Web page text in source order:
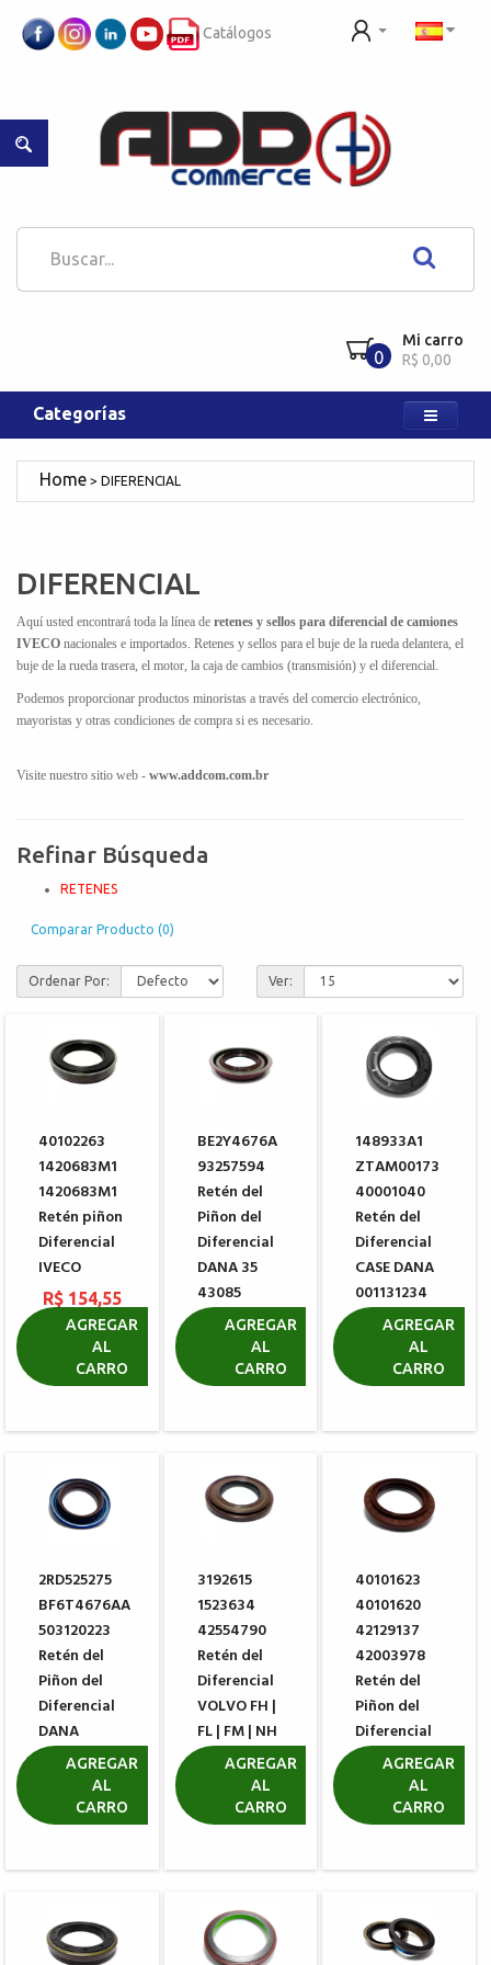
Catálogos
0
Mi carro
R$ 0,00
Categorías
DIFERENCIAL
DIFERENCIAL
Aquí usted encontrará toda la línea de retenes y sellos para diferencial de camiones
IVECO nacionales e importados. Retenes y sellos para el buje de la rueda delantera, el
buje de la rueda trasera, el motor, la caja de cambios (transmisión) y el diferencial.
Podemos proporcionar productos minoristas a través del comercio electrónico,
mayoristas y otras condiciones de compra si es necesario.
Visite nuestro sitio web - www.addcom.com.br
Refinar Búsqueda
RETENES
Comparar Producto (0)
Ordenar Por: Ver:
40102263
1420683M1
1420683M1
Retén piñon
Diferencial
IVECO
R$ 154,55
AGREGAR
AL
CARRO
BE2Y4676A
93257594
Retén del
Piñon del
Diferencial
DANA 35
43085
R$ 84,50
AGREGAR
AL
CARRO
148933A1
ZTAM00173
40001040
Retén del
Diferencial
CASE DANA
001131234
R$ 58,59
AGREGAR
AL
CARRO
2RD525275
BF6T4676AA
503120223
Retén del
Piñon del
Diferencial
DANA
46411-1
R$ 199,90
AGREGAR
AL
CARRO
3192615
1523634
42554790
Retén del
Diferencial
VOLVO FH |
FL | FM | NH
R$ 451,63
AGREGAR
AL
CARRO
40101623
40101620
42129137
42003978
Retén del
Piñon del
Diferencial
IVECO
R$ 341,41
AGREGAR
AL
CARRO